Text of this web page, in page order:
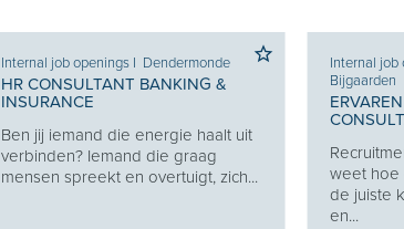
Internal job openings I Dendermonde
HR CONSULTANT BANKING &
INSURANCE
Ben jij iemand die energie haalt uit
verbinden? Iemand die graag
mensen spreekt en overtuigt, zich...
Internal job
Bijgaarden
weet hoe
de juiste
en...